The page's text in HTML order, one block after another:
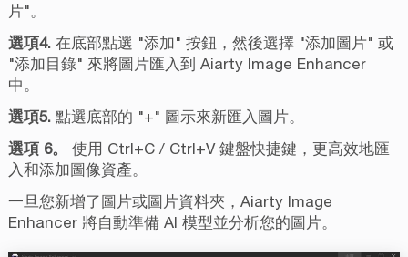
片"。
選項4.在底部點選 "添加" 按鈕，然後選擇 "添加圖片" 或
"添加目錄" 來將圖片匯入到 Aiarty Image Enhancer
中。
選項5.點選底部的 "+" 圖示來新匯入圖片。
選項 6。
使用 Ctrl+C / Ctrl+V 鍵盤快捷鍵，更高效地匯
入和添加圖像資產。
一旦您新增了圖片或圖片資料夾，Aiarty Image
Enhancer 將自動準備 AI 模型並分析您的圖片。